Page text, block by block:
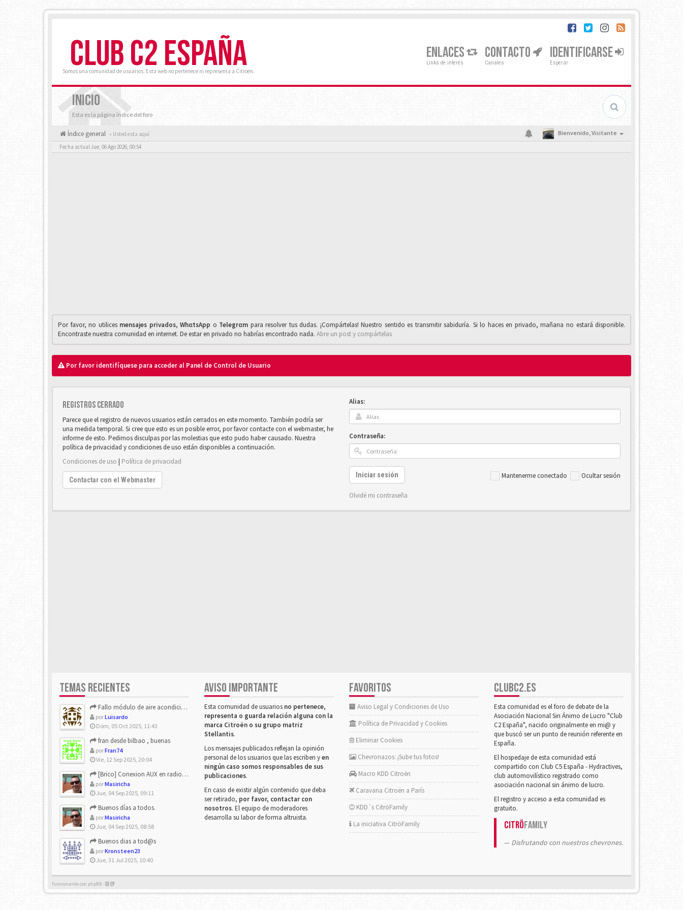
CLUB C2 ESPAÑA
Somos una comunidad de usuarios. Esta web no pertenece ni representa a Citroën.
ENLACES
Links de interés
CONTACTO
Canales
IDENTIFICARSE
Esperar
INICIO
Esta es la página índice del foro
Índice general « Usted esta aquí Bienvenido,Visitante
Fecha actual Jue, 06 Ago 2026, 00:54
Por favor, no utilices mensajes privados,WhαtsApp o Telegrαm para resolver tus dudas. ¡Compártelas! Nuestro sentido es transmitir sabiduría. Si lo haces en privado, mañana no estará disponible.
Encontraste nuestra comunidad en internet. De estar en privado no habrías encontrado nada. Abre un post y compártelas
Por favor identifíquese para acceder al Panel de Control de Usuario
Registros cerrado
Parece que el registro de nuevos usuarios están cerrados en este momento. También podría ser
una medida temporal. Si cree que esto es un posible error, por favor contacte con el webmaster, he
informe de esto. Pedimos disculpas por las molestias que esto pudo haber causado. Nuestra
política de privacidad y condiciones de uso están disponibles a continuación.
Condiciones de uso | Política de privacidad
Contactar con el Webmaster
Alias:
Contraseña:
Mantenerme conectado Ocultar sesión
Iniciar sesión
Olvidé mi contraseña
TEMAS RECIENTES
Fallo módulo de aire acondicionado
porLuisardo
Dom, 05 Oct 2025, 11:43
fran desde bilbao , buenas
porFran74
Vie, 12 Sep 2025, 20:04
[Brico] Conexion AUX en radio de origen
porMasiricha
Jue, 04 Sep 2025, 09:11
Buenos días a todos.
porMasiricha
Jue, 04 Sep 2025, 08:58
Buenos dias a tod@s
porKronsteen23
Jue, 31 Jul 2025, 10:40
AVISO IMPORTANTE
Esta comunidad de usuarios no pertenece,
representa o guarda relación alguna con la
marca Citroën o su grupo matriz
Stellantis.
Los mensajes publicados reflejan la opinión
personal de los usuarios que las escriben yen
ningún caso somos responsables de sus
publicaciones.
En caso de existir algún contenido que deba
ser retirado, por favor, contactar con
nosotros. El equipo de moderadores
desarrolla su labor de forma altruista.
FAVORITOS
Aviso Legal y Condiciones de Uso
Política de Privacidad y Cookies
Eliminar Cookies
Chevronazos: ¡Sube tus fotos!
Macro KDD Citroën
Caravana Citroën a París
KDD´s CitröFamily
La iniciativa CitröFamily
CLUBC2.ES
Esta comunidad es el foro de debate de la
Asociación Nacional Sin Ánimo de Lucro "Club
C2 España", nacido originalmente en mi@ y
que buscó ser un punto de reunión referente en
España.
El hospedaje de esta comunidad está
compartido con Club C5 España - Hydractives,
club automovilístico registrado como
asociación nacional sin ánimo de lucro.
El registro y acceso a esta comunidad es
gratuito.
CitröFamily
Disfrutando con nuestros chevrones.
Funcionando con phpBB -